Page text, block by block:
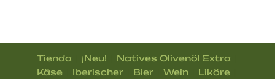
Tienda ¡Neu! Natives Olivenöl Extra
Käse Iberischer Bier |Wein Liköre